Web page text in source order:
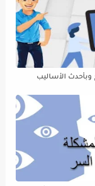
وبأحدث الأساليب